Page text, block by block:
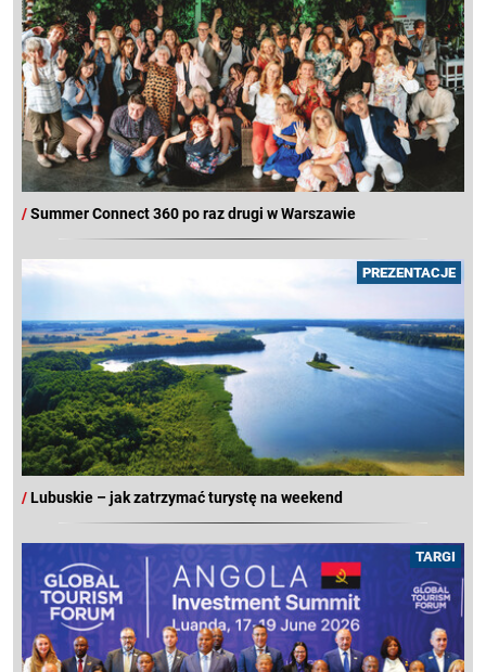
/Summer Connect 360 po raz drugi w Warszawie
PREZENTACJE
/Lubuskie – jak zatrzymać turystę na weekend
TARGI